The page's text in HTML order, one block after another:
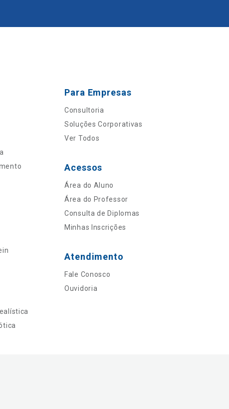
Para Empresas
Consultoria
Soluções Corporativas
Ver Todos
Acessos
Área do Aluno
Área do Professor
Consulta de Diplomas
Minhas Inscrições
Atendimento
Fale Conosco
Ouvidoria